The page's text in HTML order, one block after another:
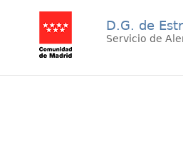
D.G. de
Servicio de